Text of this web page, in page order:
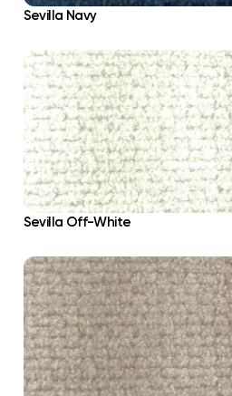
Sevilla Navy
Sevilla Off-White